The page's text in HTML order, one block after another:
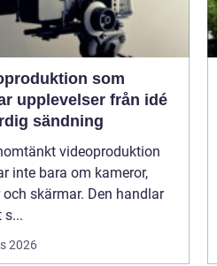
som
från idé
sändning
videoproduktion
inte bara om kameror,
skärmar. Den handlar
s...
2026